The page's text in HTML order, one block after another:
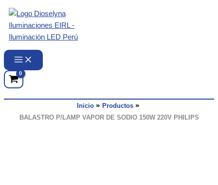
contenido
Inicio
Productos
BALASTRO P/LAMP VAPOR DE SODIO 150W 220V PHILIPS